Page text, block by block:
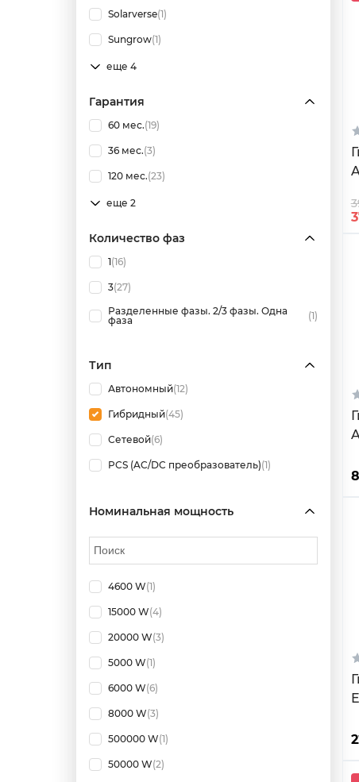
Solarverse(1)
Sungrow(1)
еще 4
Гарантия
60 мес.(19)
36 мес.(3)
120 мес.(23)
еще 2
Количество фаз
1(16)
3(27)
Разделенные фазы. 2/3 фазы. Одна
фаза
(1)
Тип
Автономный(12)
Гибридный(45)
Сетевой(6)
PCS (AC/DC преобразователь)(1)
Номинальная мощность
4600 W(1)
15000 W(4)
20000 W(3)
5000 W(1)
6000 W(6)
8000 W(3)
500000 W(1)
50000 W(2)